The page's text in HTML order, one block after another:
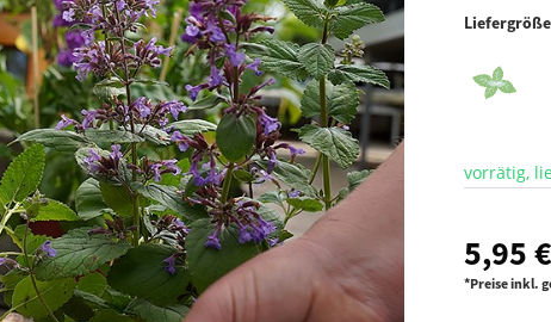
Liefergröße
vorrätig,
5,95
*Preise inkl.